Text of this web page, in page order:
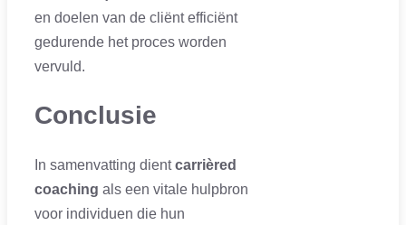
en doelen van de cliënt efficiënt
gedurende het proces worden
vervuld.
Conclusie
In samenvatting dientcarrièred
coaching als een vitale hulpbron
voor individuen die hun